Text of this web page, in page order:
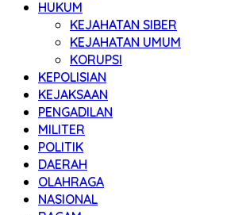
HUKUM
KEJAHATAN SIBER
KEJAHATAN UMUM
KORUPSI
KEPOLISIAN
KEJAKSAAN
PENGADILAN
MILITER
POLITIK
DAERAH
OLAHRAGA
NASIONAL